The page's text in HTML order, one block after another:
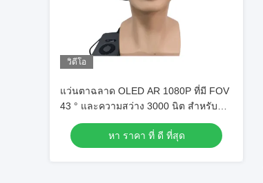
วิดีโอ
แว่นตาฉลาด OLED AR 1080P ที่มี FOV
43 ° และความสว่าง 3000 นิต สําหรับ
ประสบการณ์ความเป็นจริงเพิ่มเติมที่น่าทึ่ง
หา ราคา ที่ ดี ที่สุด